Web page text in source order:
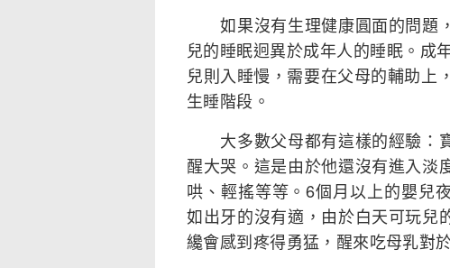
如果沒有生理健康圓面的問題
兒的睡眠迥異於成年人的睡眠。成
兒則入睡慢，需要在父母的輔助上
生睡階段。
大多數父母都有這樣的經驗：
醒大哭。這是由於他還沒有進入淡
哄、輕搖等等。6個月以上的嬰兒
如出牙的沒有適，由於白天可玩兒
纔會感到疼得勇猛，醒來吃母乳對